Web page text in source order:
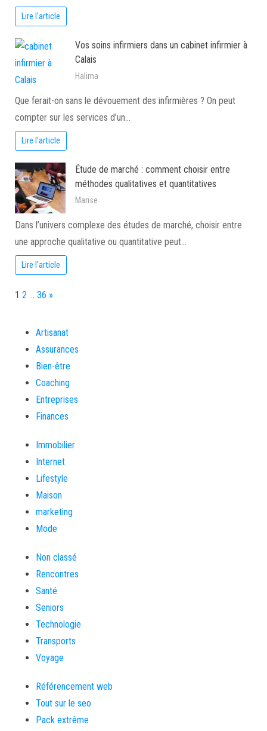
Lire l'article
Vos soins infirmiers dans un cabinet infirmier à
Calais
Halima
Que ferait-on sans le dévouement des infirmières ? On peut
compter sur les services d’un…
Lire l'article
Étude de marché : comment choisir entre
méthodes qualitatives et quantitatives
Marise
Dans l’univers complexe des études de marché, choisir entre
une approche qualitative ou quantitative peut…
Lire l'article
Page:
1 2 … 36 Next
»
Artisanat
Assurances
Bien-être
Coaching
Entreprises
Finances
Immobilier
Internet
Lifestyle
Maison
marketing
Mode
Non classé
Rencontres
Santé
Seniors
Technologie
Transports
Voyage
Référencement web
Tout sur le seo
Pack extrême